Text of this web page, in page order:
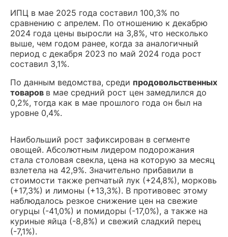
ИПЦ в мае 2025 года составил 100,3% по
сравнению с апрелем. По отношению к декабрю
2024 года цены выросли на 3,8%, что несколько
выше, чем годом ранее, когда за аналогичный
период с декабря 2023 по май 2024 года рост
составил 3,1%.
По данным ведомства, среди продовольственных
товаров в мае средний рост цен замедлился до
0,2%, тогда как в мае прошлого года он был на
уровне 0,4%.
Наибольший рост зафиксирован в сегменте
овощей. Абсолютным лидером подорожания
стала столовая свекла, цена на которую за месяц
взлетела на 42,9%. Значительно прибавили в
стоимости также репчатый лук (+24,8%), морковь
(+17,3%) и лимоны (+13,3%). В противовес этому
наблюдалось резкое снижение цен на свежие
огурцы (-41,0%) и помидоры (-17,0%), а также на
куриные яйца (-8,8%) и свежий сладкий перец
(-7,1%).